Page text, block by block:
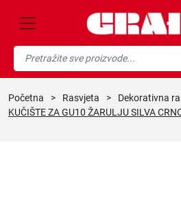
početna > rasvjeta > dekorativna
KUČIŠTE ZA GU10 ŽARULJU SILVA